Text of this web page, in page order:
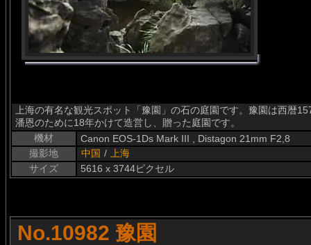
上海の有名な観光スポット「豫園」の石の庭園です。豫園は西暦
潘恩のために18年かけて造営し、贈った庭園です。
機材
Canon EOS-1Ds Mark III , Distagon 21mm F2,8
撮影地
中国 /
上海
サイズ
5616 x 3744ピクセル
No.10982 豫園